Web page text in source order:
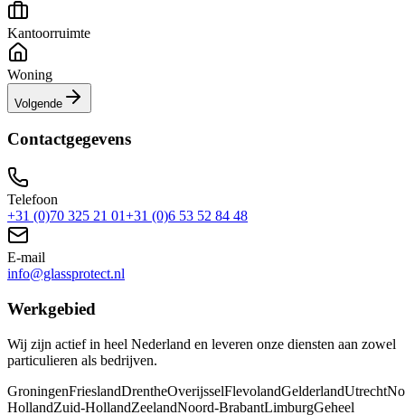
Kantoorruimte
Woning
Volgende
Contactgegevens
Telefoon
+31 (0)70 325 21 01+31 (0)6 53 52 84 48
E-mail
info@glassprotect.nl
Werkgebied
Wij zijn actief in heel Nederland en leveren onze diensten aan zowel
particulieren als bedrijven.
GroningenFrieslandDrentheOverijsselFlevolandGelderlandUtrecht
HollandZuid-HollandZeelandNoord-BrabantLimburgGeheel